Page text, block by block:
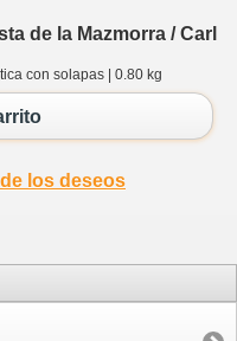
de la Mazmorra / Carl
con solapas | 0.80 kg
los deseos